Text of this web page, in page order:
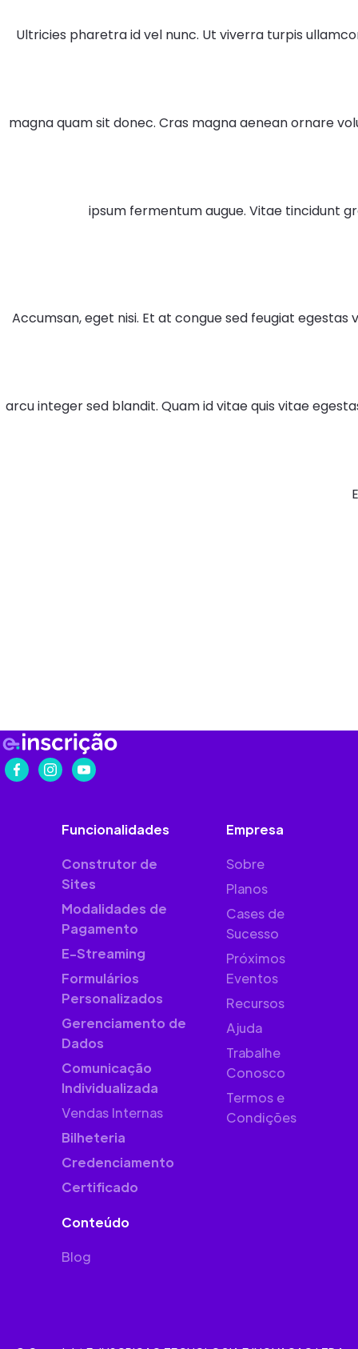
Ultricies pharetra id vel nunc. Ut viverra turpis
magna quam sit donec. Cras magna aenean ornare
ipsum fermentum augue. Vitae tincidunt
Accumsan, eget nisi. Et at congue sed feugiat
arcu integer sed blandit. Quam id vitae quis vitae
Funcionalidades
Construtor de
Sites
Modalidades de
Pagamento
E-Streaming
Formulários
Personalizados
Gerenciamento de
Dados
Comunicação
Individualizada
Vendas Internas
Bilheteria
Credenciamento
Certificado
Empresa
Sobre
Planos
Cases de
Sucesso
Próximos
Eventos
Recursos
Ajuda
Trabalhe
Conosco
Termos e
Condições
Conteúdo
Blog